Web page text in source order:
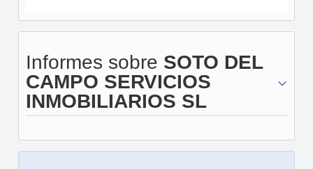
Informes sobre SOTO DEL
CAMPO SERVICIOS
INMOBILIARIOS SL